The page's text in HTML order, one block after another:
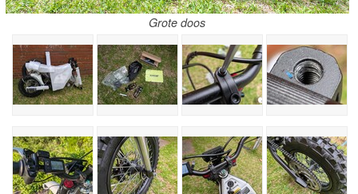
Grote doos